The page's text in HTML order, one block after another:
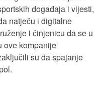
događaja i vijesti,
natječu i digitalne
i činjenicu da se u
ove kompanije
su da spajanje